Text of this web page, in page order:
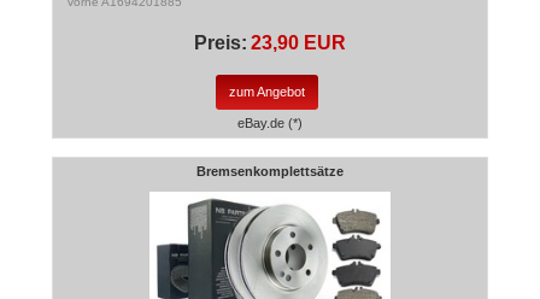
Preis: 23,90 EUR
zum Angebot
eBay.de (*)
Bremsenkomplettsätze